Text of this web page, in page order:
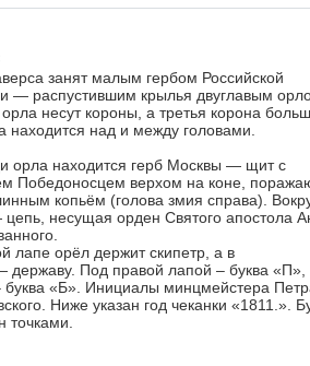
занят малым гербом Российской
— распустившим крылья двуглавым
несут короны, а третья корона
находится над и между головами.
орла находится герб Москвы — щит с
Победоносцем верхом на коне,
копьём (голова змия справа).
несущая орден Святого апостола
лапе орёл держит скипетр, а в
державу. Под правой лапой – буква «П»,
буква «Б». Инициалы минцмейстера
Ниже указан год чеканки «1811.».
точками.